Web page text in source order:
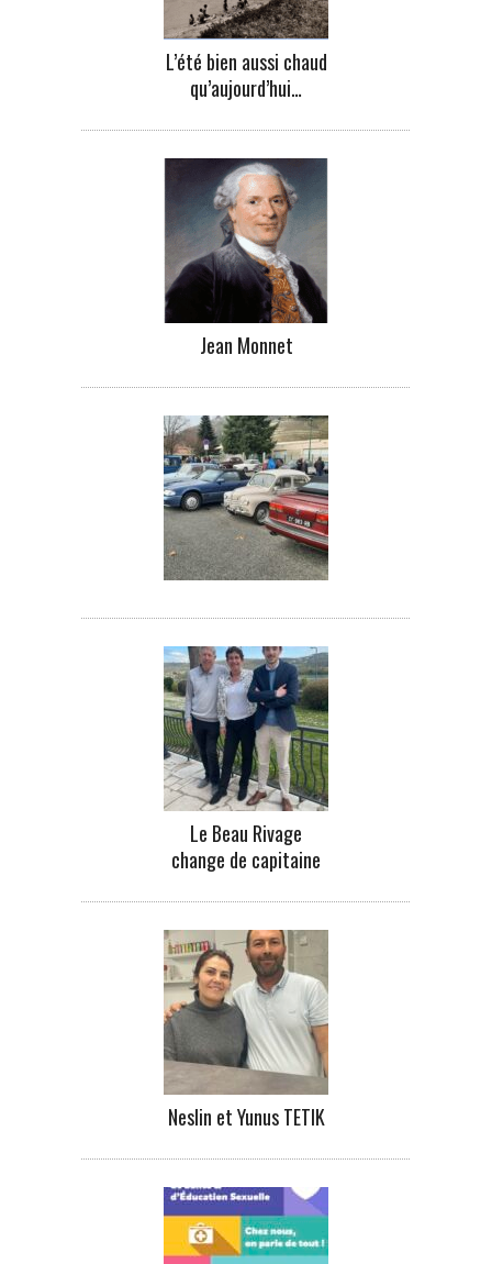
L’été bien aussi chaud
qu’aujourd’hui…
Jean Monnet
Le Beau Rivage
change de capitaine
Neslin et Yunus TETIK